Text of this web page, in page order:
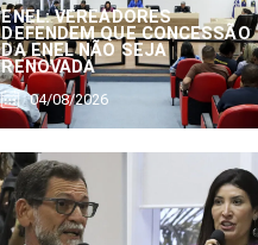
ENEL: VEREADORES
DEFENDEM QUE CONCESSÃO
DA ENEL NÃO SEJA
RENOVADA
04/08/2026